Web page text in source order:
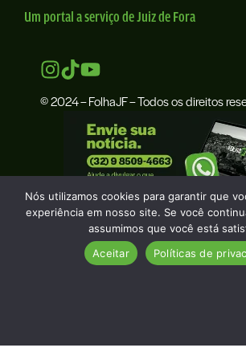
Um portal a serviço de Juiz de Fora
© 2024 – FolhaJF – Todos os direitos
Nós utilizamos cookies para garantir que
experiência em nosso site. Se você
assumimos que você está
Aceitar
Políticas de